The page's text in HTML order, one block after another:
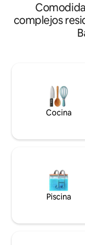
camas
2 sofácama,
-2 SmartTV Netflix -Lavadora y secadora
complejos
Cocina
Piscina